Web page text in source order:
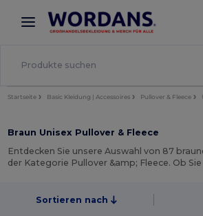
× Wordans App
Bessere Preise in der App!
Startseite Basic Kleidung | Accessoires Pullover & Fleece
Braun Unisex Pullover & Fleece
Entdecken Sie unsere Auswahl von 87
der Kategorie Pullover &amp; Fleece. Ob Sie
Sortieren nach